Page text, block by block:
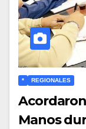
* REGIONALES
Manos